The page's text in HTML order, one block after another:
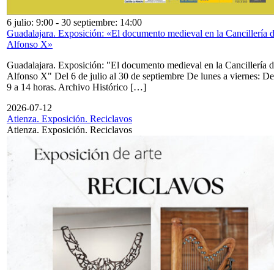
6 julio: 9:00 - 30 septiembre: 14:00
Guadalajara. Exposición: «El documento medieval en la Cancillería
Alfonso X»
Guadalajara. Exposición: "El documento medieval en la Cancillería
Alfonso X" Del 6 de julio al 30 de septiembre De lunes a viernes: De
9 a 14 horas. Archivo Histórico […]
2026-07-12
Atienza. Exposición. Reciclavos
Atienza. Exposición. Reciclavos